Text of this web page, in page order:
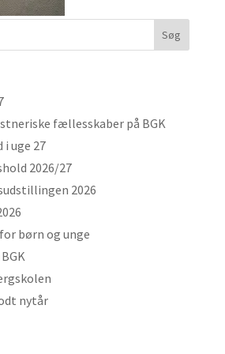
fællesskaber på BGK
uge 27
2026/27
2026
børn og unge
nytår